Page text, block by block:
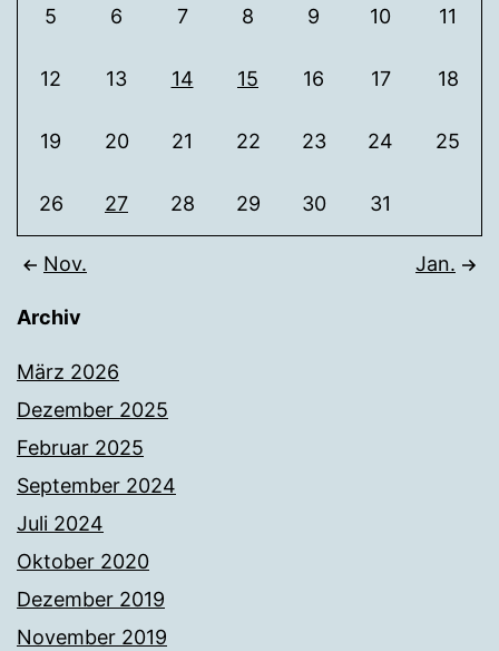
5 6 7 8 9 10 11
12 13 14 15 16 17 18
19 20 21 22 23 24 25
26 27 28 29 30 31
Nov. Jan.
Archiv
März 2026
Dezember 2025
Februar 2025
September 2024
Juli 2024
Oktober 2020
Dezember 2019
November 2019